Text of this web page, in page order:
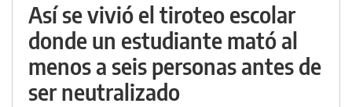
Así se vivió el tiroteo escolar
donde un estudiante mató al
menos a seis personas antes de
ser neutralizado